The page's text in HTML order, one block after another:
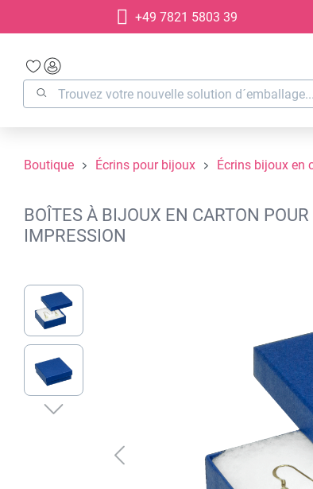
Passer à la navigation principale
+49 7821 5803 39
Boutique Écrins pour bijoux Écrins bijoux en
BOÎTES À BIJOUX EN CARTON
IMPRESSION
Ignorer la galerie d'images